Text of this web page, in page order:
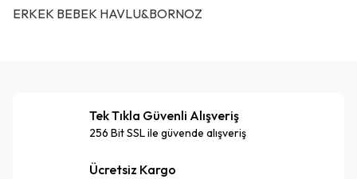
ERKEK BEBEK HAVLU&BORNOZ
Tek Tıkla Güvenli Alışveriş
256 Bit SSL ile güvende alışveriş
Ücretsiz Kargo